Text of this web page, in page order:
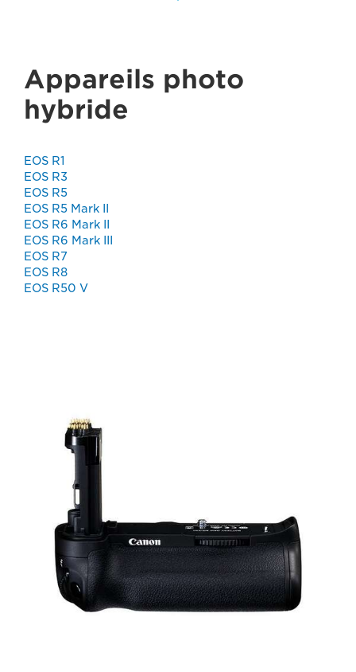
Appareils photo
hybride
EOS R1
EOS R3
EOS R5
EOS R5 Mark II
EOS R6 Mark II
EOS R6 Mark III
EOS R7
EOS R8
EOS R50 V